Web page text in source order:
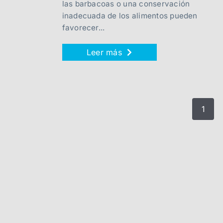
las barbacoas o una conservación
inadecuada de los alimentos pueden
favorecer...
Leer más
1